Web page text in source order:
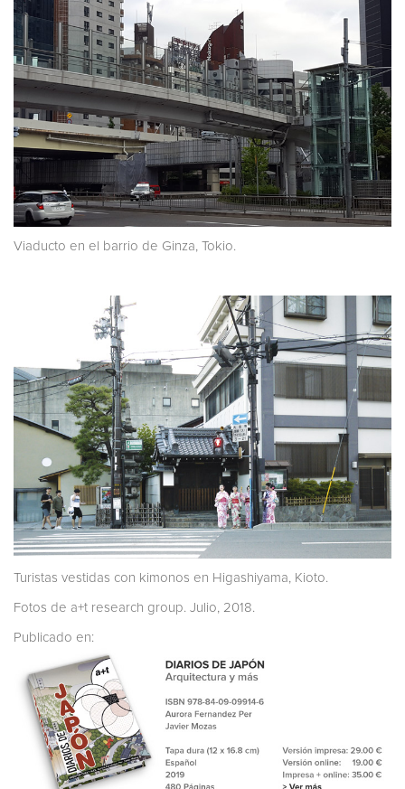
Viaducto en el barrio de Ginza, Tokio.
Turistas vestidas con kimonos en Higashiyama, Kioto.
Fotos de a+t research group. Julio, 2018.
Publicado en: